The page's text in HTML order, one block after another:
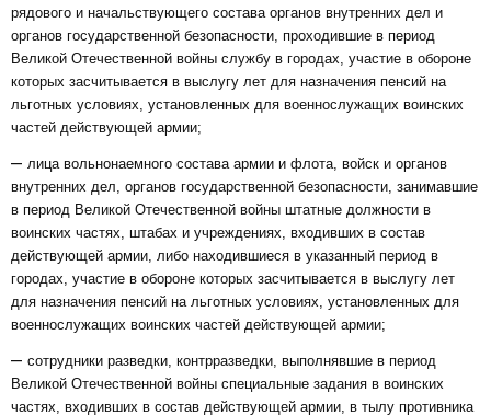
рядового и начальствующего состава органов внутренних дел и
органов государственной безопасности, проходившие в период
Великой Отечественной войны службу в городах, участие в обороне
которых засчитывается в выслугу лет для назначения пенсий на
льготных условиях, установленных для военнослужащих воинских
частей действующей армии;
– лица вольнонаемного состава армии и флота, войск и органов
внутренних дел, органов государственной безопасности, занимавшие
в период Великой Отечественной войны штатные должности в
воинских частях, штабах и учреждениях, входивших в состав
действующей армии, либо находившиеся в указанный период в
городах, участие в обороне которых засчитывается в выслугу лет
для назначения пенсий на льготных условиях, установленных для
военнослужащих воинских частей действующей армии;
– сотрудники разведки, контрразведки, выполнявшие в период
Великой Отечественной войны специальные задания в воинских
частях, входивших в состав действующей армии, в тылу противника